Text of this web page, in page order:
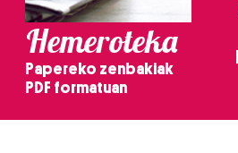
Hemeroteka
Papereko zenbakiak
PDF formatuan